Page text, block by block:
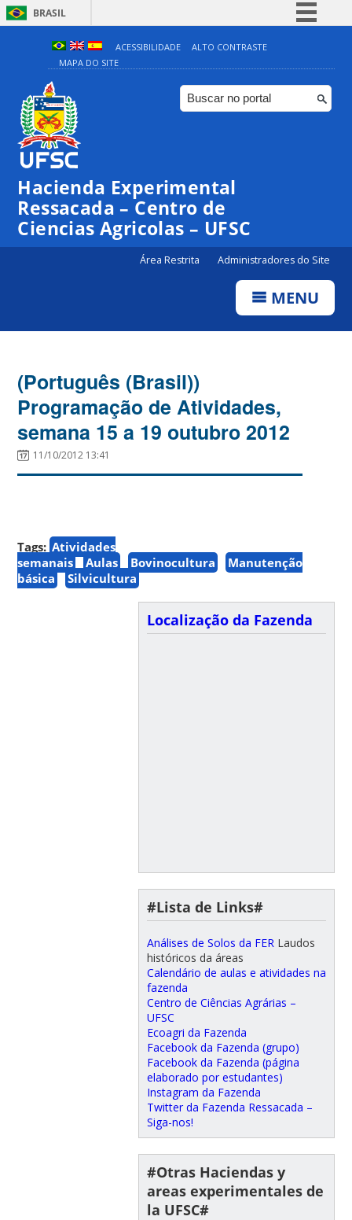
BRASIL
Simplifique!
Comunica BR
Participe
ACESSIBILIDADE
ALTO CONTRASTE
MAPA DO SITE
Hacienda Experimental
Ressacada – Centro de
Ciencias Agricolas – UFSC
Área Restrita Administradores do Site
MENU
(Português (Brasil))
Programação de Atividades,
semana 15 a 19 outubro 2012
11/10/2012 13:41
Tags: Atividades
semanais
Aulas Bovinocultura
Manutenção
básica
Silvicultura
Localização da Fazenda
#Lista de Links#
Análises de Solos da FER Laudos
históricos da áreas
Calendário de aulas e atividades na
fazenda
Centro de Ciências Agrárias –
UFSC
Ecoagri da Fazenda
Facebook da Fazenda (grupo)
Facebook da Fazenda (página
elaborado por estudantes)
Instagram da Fazenda
Twitter da Fazenda Ressacada –
Siga-nos!
#Otras Haciendas y
areas experimentales de
la UFSC#